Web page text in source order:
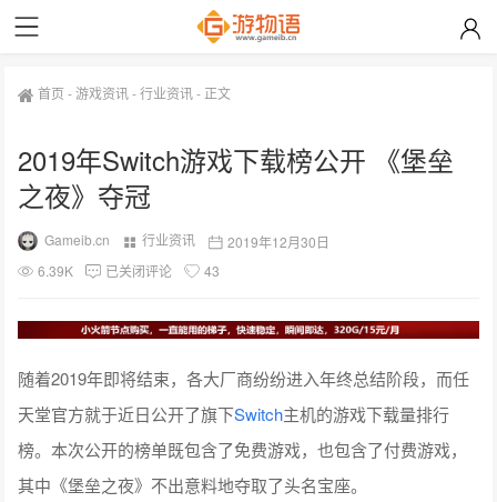
首页 -游戏资讯-行业资讯- 正文
2019年Switch游戏下载榜公开 《堡垒
之夜》夺冠
Gameib.cn 行业资讯
2019年12月30日
6.39K
已关闭评论 43
随着2019年即将结束，各大厂商纷纷进入年终总结阶段，而任
天堂官方就于近日公开了旗下Switch主机的游戏下载量排行
榜。本次公开的榜单既包含了免费游戏，也包含了付费游戏，
其中《堡垒之夜》不出意料地夺取了头名宝座。